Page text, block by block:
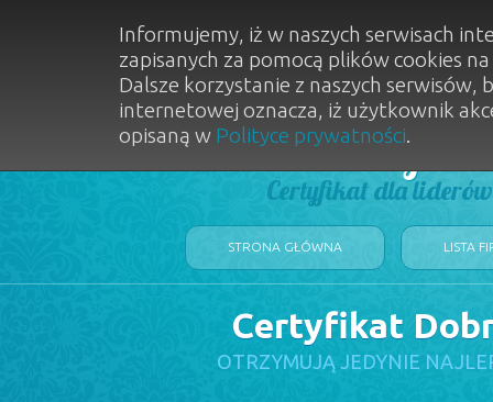
Dobry
Certyfikat dla
STRONA GŁÓWNA LISTA
Certyfikat
OTRZYMUJĄ JEDYNIE
Informujemy, iż w naszych serwisach
zapisanych za pomocą plików cookies
Dalsze korzystanie z naszych
internetowej oznacza, iż użytkownik
opisaną w Polityce prywatności.